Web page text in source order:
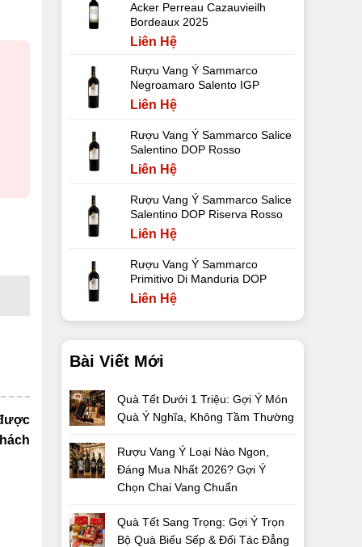
Acker Perreau Cazauvieilh
Bordeaux 2025
Liên Hệ
Rượu Vang Ý Sammarco
Negroamaro Salento IGP
Liên Hệ
Rượu Vang Ý Sammarco Salice
Salentino DOP Rosso
Liên Hệ
Rượu Vang Ý Sammarco Salice
Salentino DOP Riserva Rosso
Liên Hệ
Rượu Vang Ý Sammarco
Primitivo Di Manduria DOP
Liên Hệ
Bài Viết Mới
Quà Tết Dưới 1 Triệu: Gợi Ý Món
Quà Ý Nghĩa, Không Tầm Thường
Rượu Vang Ý Loại Nào Ngon,
Đáng Mua Nhất 2026? Gợi Ý
Chọn Chai Vang Chuẩn
Quà Tết Sang Trọng: Gợi Ý Trọn
Bộ Quà Biếu Sếp & Đối Tác Đẳng